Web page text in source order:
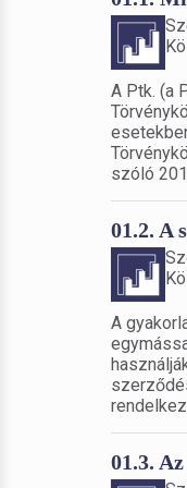
A Ptk. (a
szóló
01.2. A
A
01.3.